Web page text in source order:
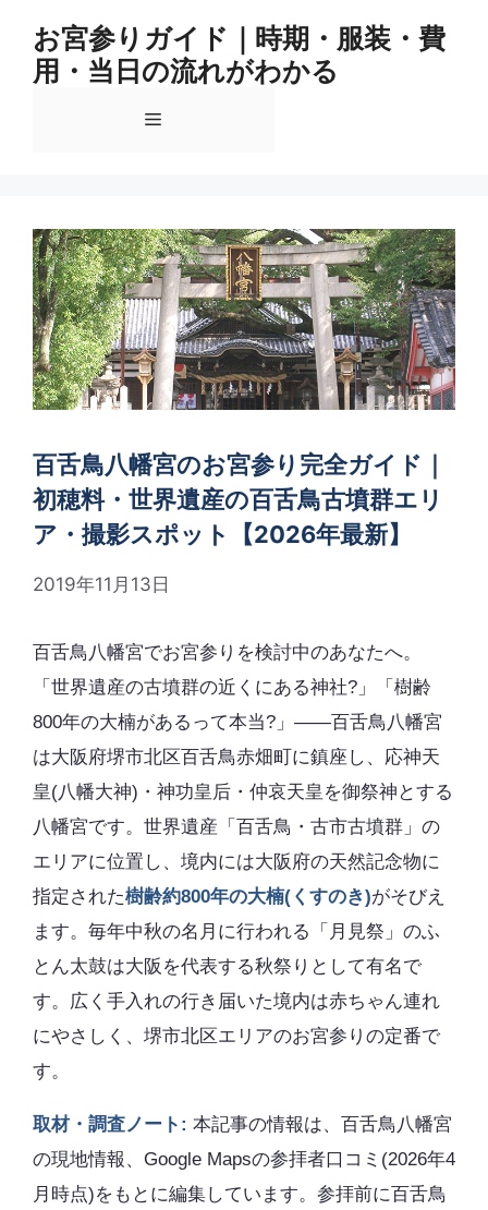
お宮参りガイド｜時期・服装・費
用・当日の流れがわかる
メ
ュ
ー
百舌鳥八幡宮のお宮参り完全ガイド｜
初穂料・世界遺産の百舌鳥古墳群エリ
ア・撮影スポット【2026年最新】
2019年11月13日
百舌鳥八幡宮でお宮参りを検討中のあなたへ。
「世界遺産の古墳群の近くにある神社?」「樹齢
800年の大楠があるって本当?」――百舌鳥八幡宮
は大阪府堺市北区百舌鳥赤畑町に鎮座し、応神天
皇(八幡大神)・神功皇后・仲哀天皇を御祭神とする
八幡宮です。世界遺産「百舌鳥・古市古墳群」の
エリアに位置し、境内には大阪府の天然記念物に
指定された樹齢約800年の大楠(くすのき)がそびえ
ます。毎年中秋の名月に行われる「月見祭」のふ
とん太鼓は大阪を代表する秋祭りとして有名で
す。広く手入れの行き届いた境内は赤ちゃん連れ
にやさしく、堺市北区エリアのお宮参りの定番で
す。
取材・調査ノート: 本記事の情報は、百舌鳥八幡宮
の現地情報、Google Mapsの参拝者口コミ(2026年4
月時点)をもとに編集しています。参拝前に百舌鳥